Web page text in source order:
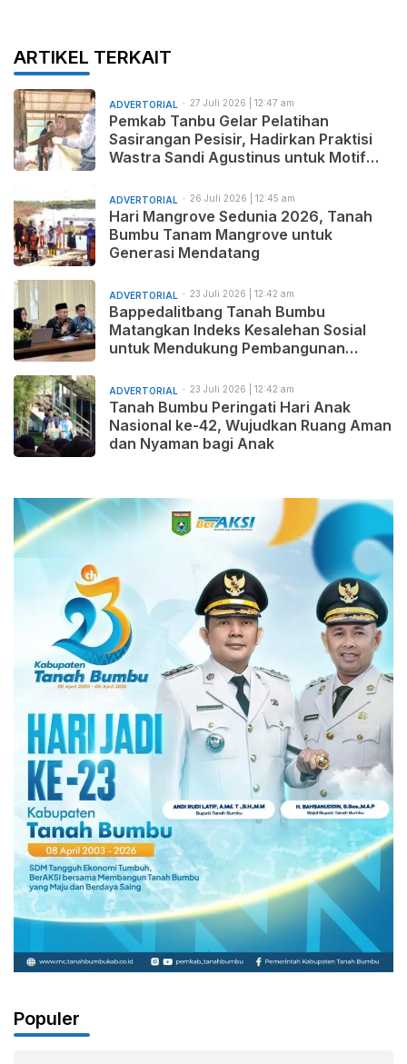
ARTIKEL TERKAIT
ADVERTORIAL 27 Juli 2026 | 12:47 am
Pemkab Tanbu Gelar Pelatihan
Sasirangan Pesisir, Hadirkan Praktisi
Wastra Sandi Agustinus untuk Motif
ADVERTORIAL 26 Juli 2026 | 12:45 am
Hari Mangrove Sedunia 2026, Tanah
Bumbu Tanam Mangrove untuk
Generasi Mendatang
ADVERTORIAL 23 Juli 2026 | 12:42 am
Bappedalitbang Tanah Bumbu
Matangkan Indeks Kesalehan Sosial
untuk Mendukung Pembangunan
Beradab
ADVERTORIAL 23 Juli 2026 | 12:42 am
Tanah Bumbu Peringati Hari Anak
Nasional ke-42, Wujudkan Ruang Aman
dan Nyaman bagi Anak
Populer